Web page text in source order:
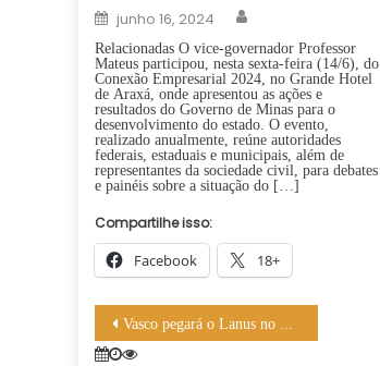
Posted
on
junho 16, 2024
Relacionadas O vice-governador Professor
Mateus participou, nesta sexta-feira (14/6), do
Conexão Empresarial 2024, no Grande Hotel
de Araxá, onde apresentou as ações e
resultados do Governo de Minas para o
desenvolvimento do estado. O evento,
realizado anualmente, reúne autoridades
federais, estaduais e municipais, além de
representantes da sociedade civil, para debates
e painéis sobre a situação do […]
Compartilhe isso:
Facebook 18+
Navegação
de